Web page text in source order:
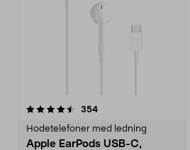
354anmeldelser
Hodetelefoner med ledning
Apple EarPods USB-C,
4.5 av 5 stjerner